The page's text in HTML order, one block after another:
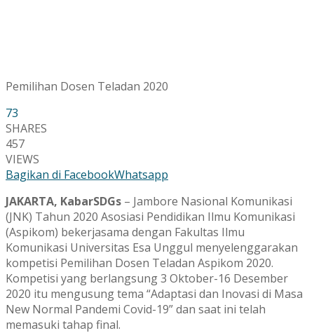
Pemilihan Dosen Teladan 2020
73
SHARES
457
VIEWS
Bagikan di FacebookWhatsapp
JAKARTA, KabarSDGs – Jambore Nasional Komunikasi
(JNK) Tahun 2020 Asosiasi Pendidikan Ilmu Komunikasi
(Aspikom) bekerjasama dengan Fakultas Ilmu
Komunikasi Universitas Esa Unggul menyelenggarakan
kompetisi Pemilihan Dosen Teladan Aspikom 2020.
Kompetisi yang berlangsung 3 Oktober-16 Desember
2020 itu mengusung tema “Adaptasi dan Inovasi di Masa
New Normal Pandemi Covid-19” dan saat ini telah
memasuki tahap final.